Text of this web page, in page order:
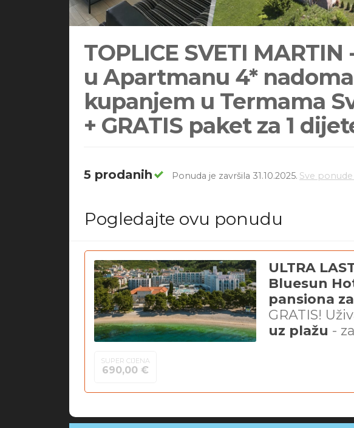
TOPLICE SVETI MARTIN
u Apartmanu 4*
kupanjem u Termama
+ GRATIS paket za 1
5 prodanih Ponuda je završila 31.10.2025. Sve
Pogledajte ovu ponudu
ULTRA
Bluesun
pansiona
GRATIS!
uz plažu -
SUPER CIJENA
690,00 €